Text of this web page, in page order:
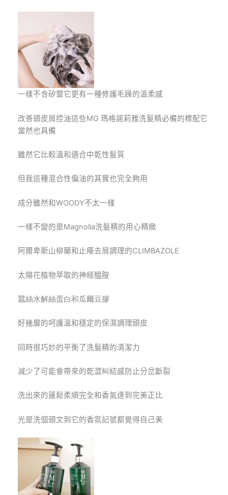
一樣不含矽靈它更有一種修護毛躁的溫柔感
改善頭皮屑控油這些MG 瑪格諾莉雅洗髮精必備的標配它
當然也具備
雖然它比較溫和適合中乾性髮質
但我這種混合性偏油的其實也完全夠用
成分雖然和WOODY不太一樣
一樣不變的是Magnolia洗髮精的用心精緻
阿爾卑斯山柳蘭和止癢去屑調理的CLIMBAZOLE
太陽花植物萃取的神經醯胺
蠶絲水解絲蛋白和瓜爾豆膠
好幾層的呵護溫和穩定的保濕調理頭皮
同時很巧妙的平衡了洗髮精的清潔力
減少了可能會帶來的乾澀糾結感防止分岔斷裂
洗出來的蓬鬆柔順完全和香氣達到完美正比
光是洗個頭文到它的香氛記號都覺得自己美